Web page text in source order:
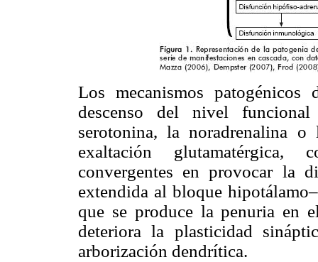
Los mecanismos
descenso del nivel
serotonina, la noradrenalina
exaltación glutamatérgica,
convergentes en provocar la
extendida al bloque
que se produce la penuria en
deteriora la plasticidad
arborización dendrítica.